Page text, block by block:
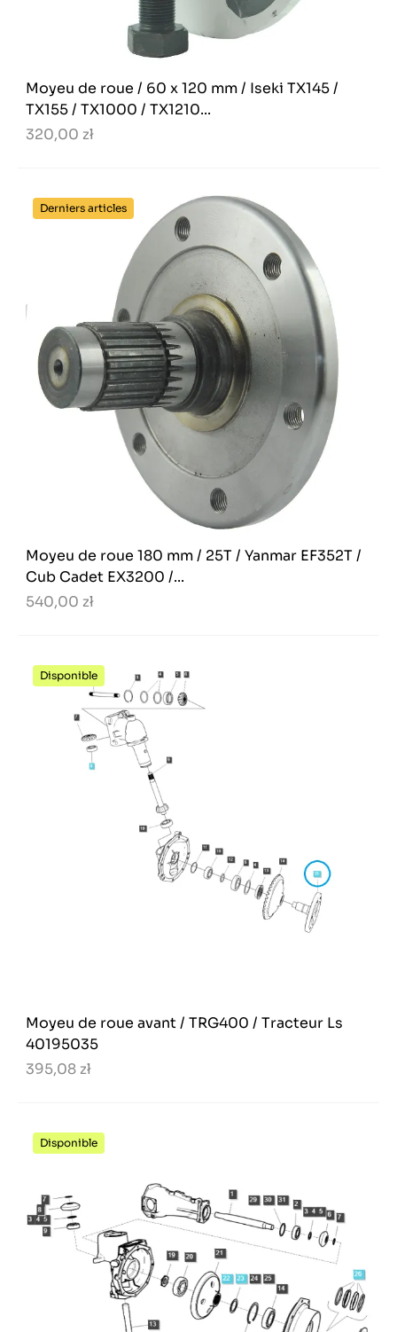
Moyeu de roue / 60 x 120 mm / Iseki TX145 /
TX155 / TX1000 / TX1210...
320,00 zł
Derniers articles
Moyeu de roue 180 mm / 25T / Yanmar EF352T /
Cub Cadet EX3200 /...
540,00 zł
Disponible
Moyeu de roue avant / TRG400 / Tracteur Ls
40195035
395,08 zł
Disponible